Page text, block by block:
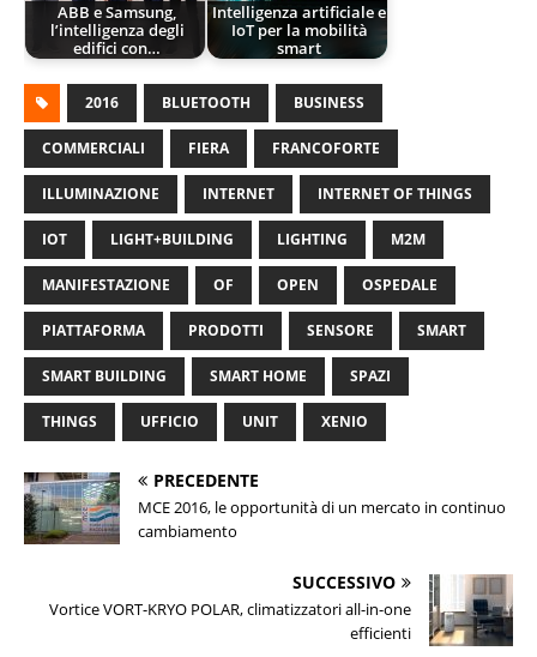
ABB e Samsung,
l’intelligenza degli
edifici con…
Intelligenza artificiale e
IoT per la mobilità
smart
2016 BLUETOOTH BUSINESS
COMMERCIALI FIERA FRANCOFORTE
ILLUMINAZIONE INTERNET INTERNET OF THINGS
IOT LIGHT+BUILDING LIGHTING M2M
MANIFESTAZIONE OF OPEN OSPEDALE
PIATTAFORMA PRODOTTI SENSORE SMART
SMART BUILDING SMART HOME SPAZI
THINGS UFFICIO UNIT XENIO
PRECEDENTE
MCE 2016, le opportunità di un mercato in continuo
cambiamento
SUCCESSIVO
Vortice VORT-KRYO POLAR, climatizzatori all-in-one
efficienti